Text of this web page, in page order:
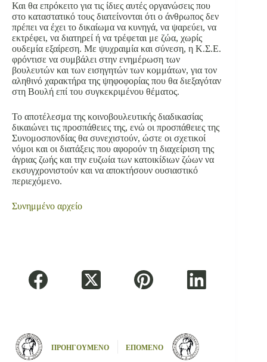
Και θα επρόκειτο για τις ίδιες αυτές οργανώσεις που
στο καταστατικό τους διατείνονται ότι ο άνθρωπος δεν
πρέπει να έχει το δικαίωμα να κυνηγά, να ψαρεύει, να
εκτρέφει, να διατηρεί ή να τρέφεται με ζώα, χωρίς
ουδεμία εξαίρεση. Με ψυχραιμία και σύνεση, η Κ.Σ.Ε.
φρόντισε να συμβάλει στην ενημέρωση των
βουλευτών και των εισηγητών των κομμάτων, για τον
αληθινό χαρακτήρα της ψηφοφορίας που θα διεξαγόταν
στη Βουλή επί του συγκεκριμένου θέματος.
Το αποτέλεσμα της κοινοβουλευτικής διαδικασίας
δικαιώνει τις προσπάθειες της, ενώ οι προσπάθειες της
Συνομοσπονδίας θα συνεχιστούν, ώστε οι σχετικοί
νόμοι και οι διατάξεις που αφορούν τη διαχείριση της
άγριας ζωής και την ευζωία των κατοικίδιων ζώων να
εκσυγχρονιστούν και να αποκτήσουν ουσιαστικό
περιεχόμενο.
Συνημμένο αρχείο
ΠΡΟΗΓΟΥΜΕΝΟ ΕΠΟΜΕΝΟ